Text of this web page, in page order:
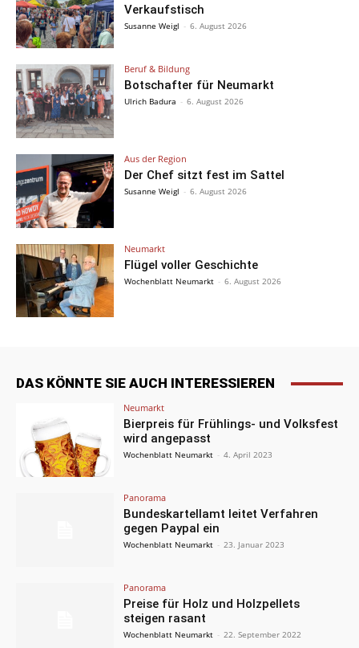
Verkaufstisch
Susanne Weigl - 6. August 2026
Beruf & Bildung
Botschafter für Neumarkt
Ulrich Badura - 6. August 2026
Aus der Region
Der Chef sitzt fest im Sattel
Susanne Weigl - 6. August 2026
Neumarkt
Flügel voller Geschichte
Wochenblatt Neumarkt - 6. August 2026
DAS KÖNNTE SIE AUCH INTERESSIEREN
Neumarkt
Bierpreis für Frühlings- und Volksfest
wird angepasst
Wochenblatt Neumarkt - 4. April 2023
Panorama
Bundeskartellamt leitet Verfahren
gegen Paypal ein
Wochenblatt Neumarkt - 23. Januar 2023
Panorama
Preise für Holz und Holzpellets
steigen rasant
Wochenblatt Neumarkt - 22. September 2022